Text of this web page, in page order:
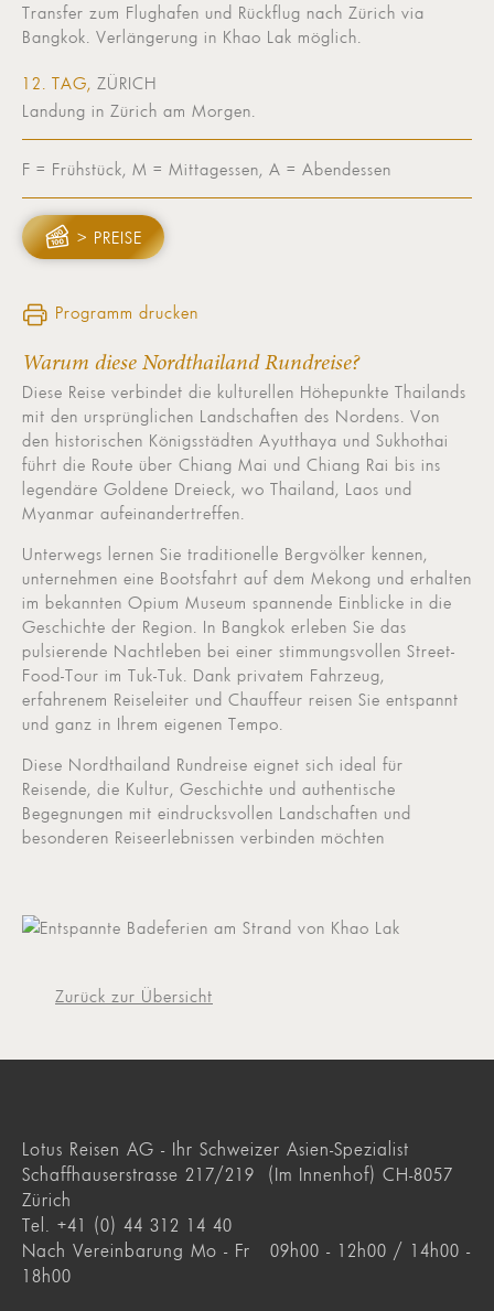
Transfer zum Flughafen und Rückflug nach Zürich via
Bangkok. Verlängerung in Khao Lak möglich.
12. TAG, ZÜRICH
Landung in Zürich am Morgen.
F = Frühstück, M = Mittagessen, A = Abendessen
> PREISE
Programm drucken
Warum diese Nordthailand Rundreise?
Diese Reise verbindet die kulturellen Höhepunkte Thailands
mit den ursprünglichen Landschaften des Nordens. Von
den historischen Königsstädten Ayutthaya und Sukhothai
führt die Route über Chiang Mai und Chiang Rai bis ins
legendäre Goldene Dreieck, wo Thailand, Laos und
Myanmar aufeinandertreffen.
Unterwegs lernen Sie traditionelle Bergvölker kennen,
unternehmen eine Bootsfahrt auf dem Mekong und erhalten
im bekannten Opium Museum spannende Einblicke in die
Geschichte der Region. In Bangkok erleben Sie das
pulsierende Nachtleben bei einer stimmungsvollen Street-
Food-Tour im Tuk-Tuk. Dank privatem Fahrzeug,
erfahrenem Reiseleiter und Chauffeur reisen Sie entspannt
und ganz in Ihrem eigenen Tempo.
Diese Nordthailand Rundreise eignet sich ideal für
Reisende, die Kultur, Geschichte und authentische
Begegnungen mit eindrucksvollen Landschaften und
besonderen Reiseerlebnissen verbinden möchten
Zurück zur Übersicht
Lotus Reisen AG - Ihr Schweizer Asien-Spezialist
Schaffhauserstrasse 217/219 (Im Innenhof) CH-8057
Zürich
Tel. +41 (0) 44 312 14 40
Nach Vereinbarung Mo - Fr 09h00 - 12h00 / 14h00 -
18h00